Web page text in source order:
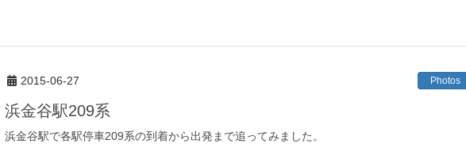
2015-06-27 Photos
浜金谷駅209系
浜金谷駅で各駅停車209系の到着から出発まで追ってみました。